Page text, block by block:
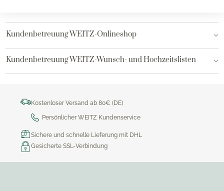
Kundenbetreuung WEITZ-Onlineshop
Kundenbetreuung WEITZ-Wunsch- und Hochzeitslisten
Kostenloser Versand ab 80€ (DE)
Persönlicher WEITZ Kundenservice
Sichere und schnelle Lieferung mit DHL
Gesicherte SSL-Verbindung